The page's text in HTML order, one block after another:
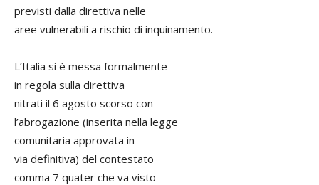
previsti dalla direttiva nelle
aree vulnerabili a rischio di inquinamento.
L’Italia si è messa formalmente
in regola sulla direttiva
nitrati il 6 agosto scorso con
l’abrogazione (inserita nella legge
comunitaria approvata in
via definitiva) del contestato
comma 7 quater che va visto